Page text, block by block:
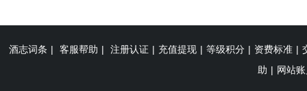
酒志词条 | 客服帮助 | 注册认证 | 充值提现 | 等级积分 | 资费标准 |
助 | 网站